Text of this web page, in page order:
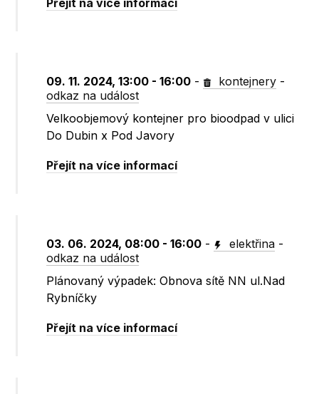
Přejít na více informací
09. 11. 2024, 13:00 - 16:00 - kontejnery -
odkaz na událost
Velkoobjemový kontejner pro bioodpad v ulici
Do Dubin x Pod Javory
Přejít na více informací
03. 06. 2024, 08:00 - 16:00 - elektřina -
odkaz na událost
Plánovaný výpadek: Obnova sítě NN ul.Nad
Rybníčky
Přejít na více informací